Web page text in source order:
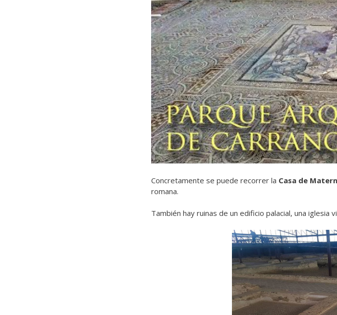
Concretamente se puede recorrer la Casa de
romana.
También hay ruinas de un edificio palacial, una iglesia